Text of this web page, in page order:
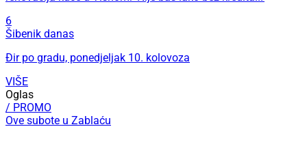
6
Šibenik danas
Đir po gradu, ponedjeljak 10. kolovoza
VIŠE
Oglas
/ PROMO
Ove subote u Zablaću